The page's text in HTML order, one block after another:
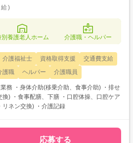
給)
別養護老人ホーム 介護職・ヘルパー
介護福祉士 資格取得支援
交通費支給
護職 ヘルパー 介護職員
) ・排せ
) ・食事配膳、下膳 ・口腔体操、口腔ケア
リネン交換) ・介護記録
応募する